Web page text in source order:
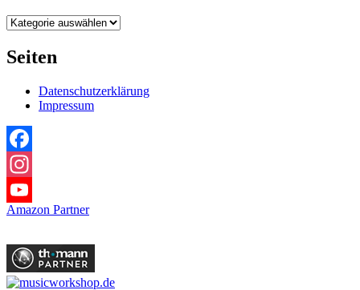
Kategorien
Seiten
Datenschutzerklärung
Impressum
Facebook
Instagram
YouTube
Amazon Partner